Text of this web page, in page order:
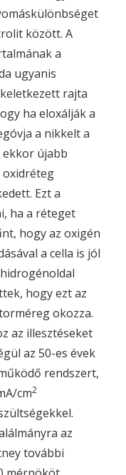
között. A
a
ugyanis
rajta
ha eloxálják a
a nikkelt a
ekkor újabb
oxidréteg
Ezt a
ha a réteget
hogy az oxigén
a cella is jól
hogy ezt az
okozza.
az illesztéseket
az 50-es évek
rendszert,
cm2
az
további